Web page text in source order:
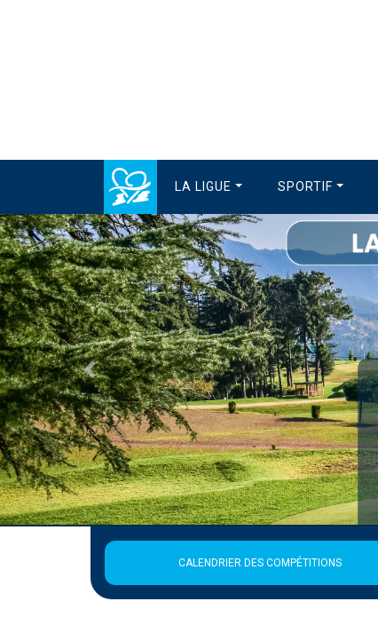
LA LIGUE SPORTIF
Précédent
CALENDRIER DES COMPÉTITIONS